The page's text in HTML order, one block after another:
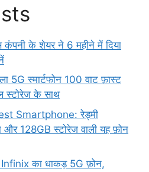
कंपनी के शेयर ने 6 महीने में दिया
5G स्मार्टफोन 100 वाट फ़ास्ट
स्टोरेज के साथ
Smartphone: रेड्मी
128GB स्टोरेज वाली यह फ़ोन
का धाकड़ 5G फ़ोन,